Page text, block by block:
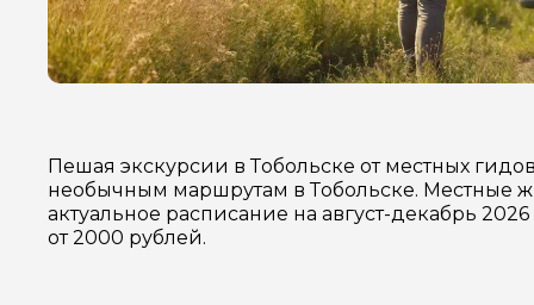
Пешая экскурсии в Тобольске от местных
необычным маршрутам в Тобольске. Местные
актуальное расписание на август-декабрь
от 2000 рублей.